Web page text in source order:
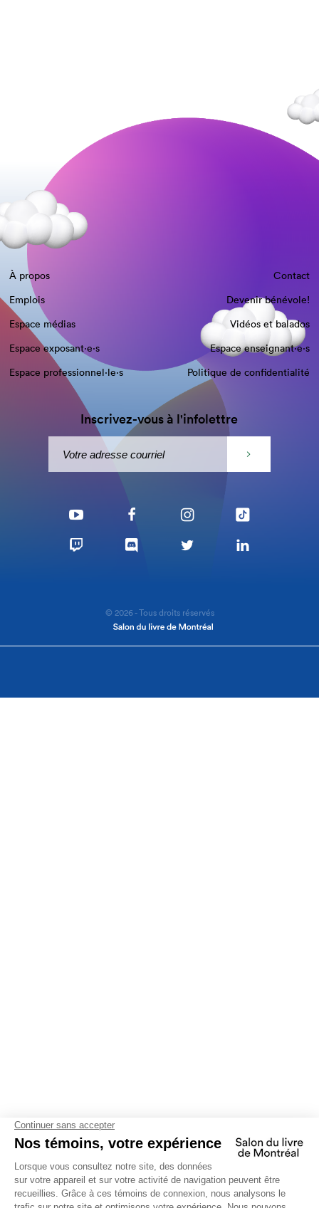
À propos
Contact
Emplois
Devenir bénévole!
Espace médias
Vidéos et balados
Espace exposant·e⋅s
Espace enseignant·e⋅s
Espace professionnel·le⋅s
Politique de confidentialité
Inscrivez-vous à l'infolettre
© 2026 - Tous droits réservés